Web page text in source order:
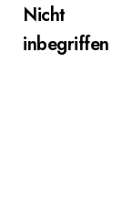
Nicht
inbegriffen